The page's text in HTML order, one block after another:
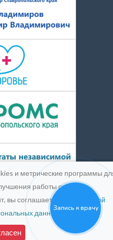
ЛО-26-01-004900 от
2019 г.
и метрические программы
работы сайта.
вы соглашаетесь с
Политикой
данных.
Запись к врачу